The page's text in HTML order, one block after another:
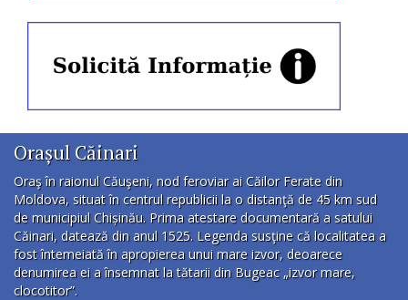
Orașul Căinari
Oraş în raionul Căuşeni, nod feroviar ai Căilor Ferate din
Moldova, situat în centrul republicii la o distanţă de 45 km sud
de municipiul Chișinău. Prima atestare documentară a satului
Căinari, datează din anul 1525. Legenda susţine că localitatea a
fost întemeiată în apropierea unui mare izvor, deoarece
denumirea ei a însemnat la tătarii din Bugeac „izvor mare,
clocotitor”.